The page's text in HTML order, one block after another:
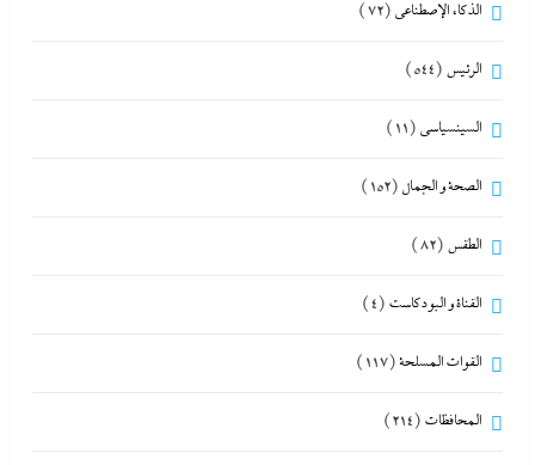
الذكاء الإصطناعي (72)
الرئيس (544)
السينسياسي (11)
الصحة و الجمال (152)
الطقس (82)
القناة و البودكاست (4)
القوات المسلحة(117)
المحافظات (214)